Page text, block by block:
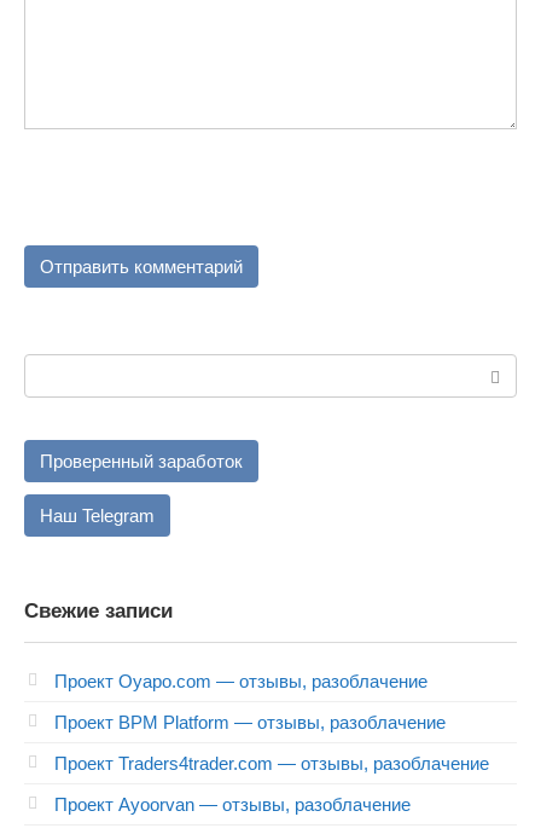
Проверенный заработок
Наш Telegram
Свежие записи
Проект Oyapo.com — отзывы, разоблачение
Проект BPM Platform — отзывы, разоблачение
Проект Traders4trader.com — отзывы, разоблачение
Проект Ayoorvan — отзывы, разоблачение